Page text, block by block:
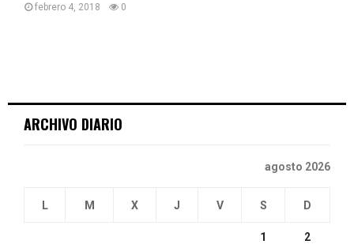
febrero 4, 2018 0
ARCHIVO DIARIO
agosto 2026
L M X J V S D
1 2